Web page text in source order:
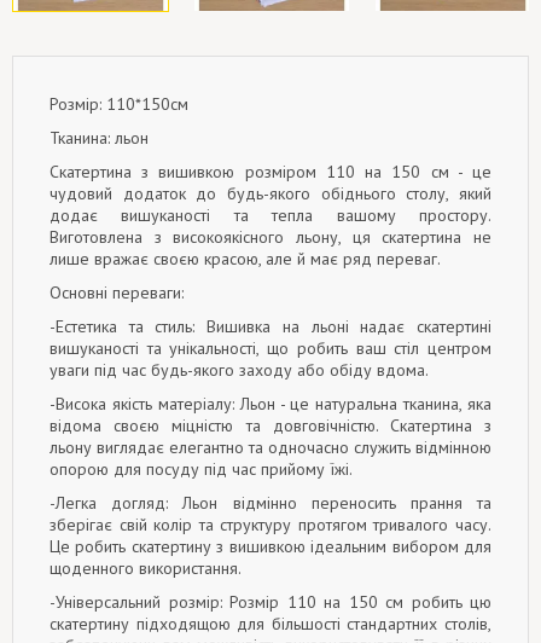
Розмір: 110*150см
Тканина: льон
Скатертина з вишивкою розміром 110 на 150 см - це
чудовий додаток до будь-якого обіднього столу, який
додає вишуканості та тепла вашому простору.
Виготовлена з високоякісного льону, ця скатертина не
лише вражає своєю красою, але й має ряд переваг.
Основні переваги:
-Естетика та стиль: Вишивка на льоні надає скатертині
вишуканості та унікальності, що робить ваш стіл центром
уваги під час будь-якого заходу або обіду вдома.
-Висока якість матеріалу: Льон - це натуральна тканина, яка
відома своєю міцністю та довговічністю. Скатертина з
льону виглядає елегантно та одночасно служить відмінною
опорою для посуду під час прийому їжі.
-Легка догляд: Льон відмінно переносить прання та
зберігає свій колір та структуру протягом тривалого часу.
Це робить скатертину з вишивкою ідеальним вибором для
щоденного використання.
-Універсальний розмір: Розмір 110 на 150 см робить цю
скатертину підходящою для більшості стандартних столів,